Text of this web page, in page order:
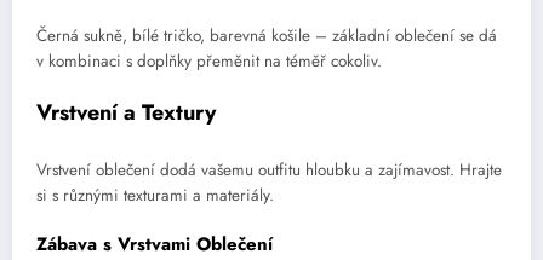
Černá sukně, bílé tričko, barevná košile – základní oblečení se dá
v kombinaci s doplňky přeměnit na téměř cokoliv.
Vrstvení a Textury
Vrstvení oblečení dodá vašemu outfitu hloubku a zajímavost. Hrajte
si s různými texturami a materiály.
Zábava s Vrstvami Oblečení